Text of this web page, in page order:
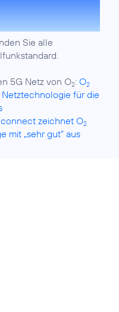
Sie alle
5G Netz von O2: O2
für die
connect zeichnet O2
mit „sehr gut“ aus